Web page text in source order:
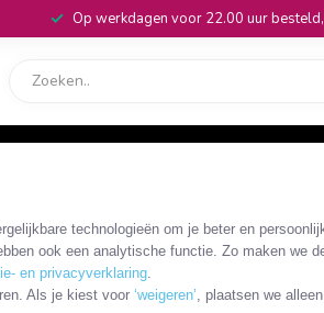
technologieën om je beter en
ook een analytische functie. Zo maken we
en privacyverklaring.
Als je kiest voor ‘weigeren’, plaatsen we
Op werkdagen voor 22.00 uur